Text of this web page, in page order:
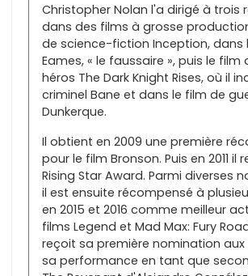
Christopher Nolan l'a dirigé à trois
dans des films à grosse
de science-fiction Inception, dans
Eames, « le faussaire », puis le film
héros The Dark Knight Rises, où il
criminel Bane et dans le film de
Dunkerque.
Il obtient en 2009 une première
pour le film Bronson. Puis en 2011 il
Rising Star Award. Parmi diverses
il est ensuite récompensé à
en 2015 et 2016 comme meilleur
films Legend et Mad Max: Fury
reçoit sa première nomination
sa performance en tant que